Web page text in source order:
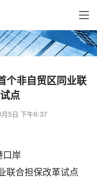
个非自贸区同业联
点
月5日 下午6:37
口岸
联合担保改革试点